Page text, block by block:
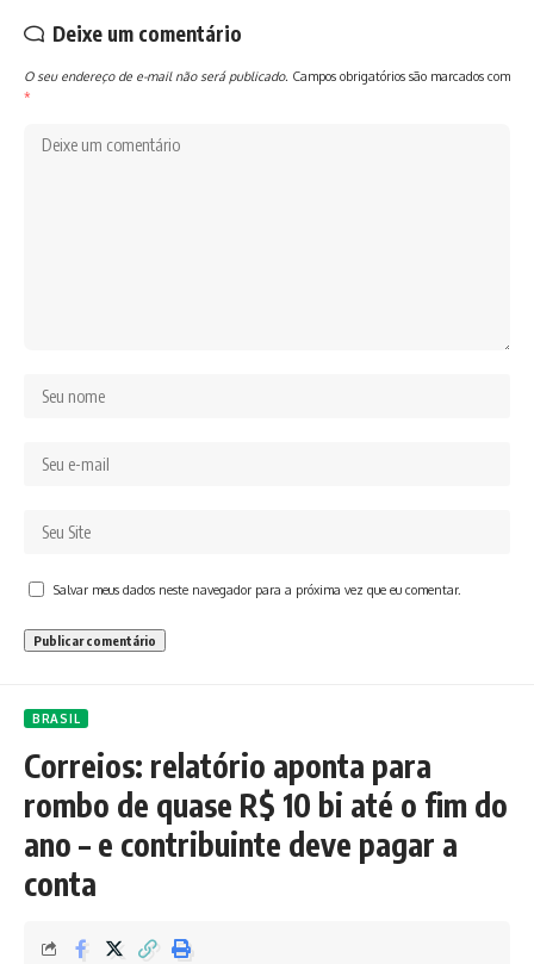
Deixe um comentário
O seu endereço de e-mail não será publicado. Campos obrigatórios são marcados com
*
Salvar meus dados neste navegador para a próxima vez que eu comentar.
BRASIL
Correios: relatório aponta para
rombo de quase R$ 10 bi até o fim do
ano – e contribuinte deve pagar a
conta